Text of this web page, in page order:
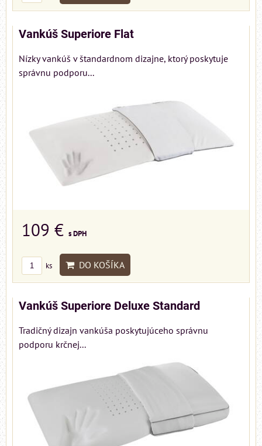
Vankúš Superiore Flat
Nízky vankúš v štandardnom dizajne, ktorý poskytuje
správnu podporu...
109 € s DPH
ks DO KOŠÍKA
Vankúš Superiore Deluxe Standard
Tradičný dizajn vankúša poskytujúceho správnu
podporu krčnej...